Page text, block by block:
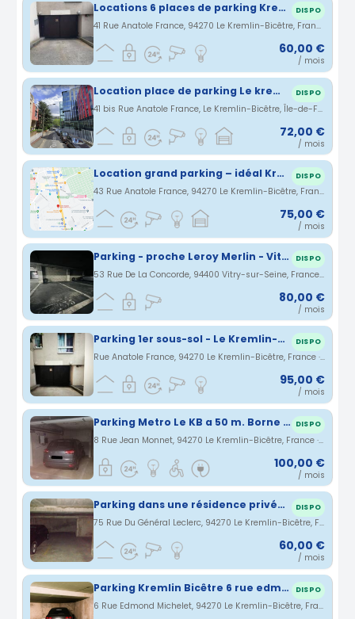
Locations 6 places de parking Kremlin Bicêtre DISPO
41 Rue Anatole France, 94270 Le Kremlin-Bicêtre, France · 1.61 km
60,00 €
/ mois
Location place de parking Le kremlin Bicêtre DISPO
41 bis Rue Anatole France, Le Kremlin-Bicêtre, Île-de-France, France · 1.62 km
72,00 €
/ mois
Location grand parking – idéal Kremlin-Bicêtre DISPO
43 Rue Anatole France, 94270 Le Kremlin-Bicêtre, France · 1.62 km
75,00 €
/ mois
Parking - proche Leroy Merlin - Vitry DISPO
53 Rue De La Concorde, 94400 Vitry-sur-Seine, France · 1.71 km
80,00 €
/ mois
Parking 1er sous-sol - Le Kremlin-Bicêtre/Villejuif DISPO
Rue Anatole France, 94270 Le Kremlin-Bicêtre, France · 1.72 km
95,00 €
/ mois
Parking Metro Le KB a 50 m. Borne éléctrique additionnelle DISPO
8 Rue Jean Monnet, 94270 Le Kremlin-Bicêtre, France · 1.84 km
100,00 €
/ mois
Parking dans une résidence privée Kremlin Bicêtre pour voiture et 2 roues DISPO
75 Rue Du Général Leclerc, 94270 Le Kremlin-Bicêtre, France · 2.01 km
60,00 €
/ mois
Parking Kremlin Bicêtre 6 rue edmond michelet DISPO
6 Rue Edmond Michelet, 94270 Le Kremlin-Bicêtre, France · 2.05 km